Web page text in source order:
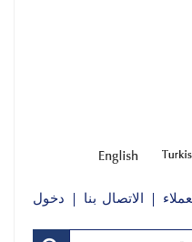
الاتصال بنا دخول